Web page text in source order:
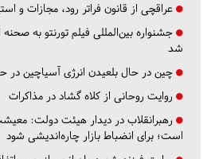
عراقچی از قانون فراتر رود، مجازات و
جشنواره بین‌المللی فیلم تورنتو به
شد
چین در حال بلعیدن انرژی آسیاچین در
روایت روحانی از کلاه گشاد در مذاکرات
رهبرانقلاب در دیدار هیئت دولت:
است؛ برای انضباط بازار چاره‌اندیشی شود